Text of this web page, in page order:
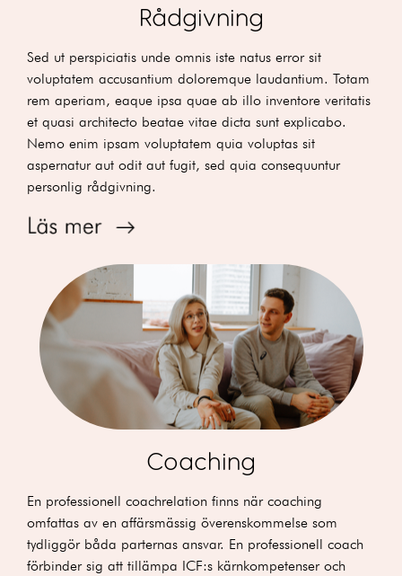
Rådgivning
Sed ut perspiciatis unde omnis iste natus error sit
voluptatem accusantium doloremque laudantium. Totam
rem aperiam, eaque ipsa quae ab illo inventore veritatis
et quasi architecto beatae vitae dicta sunt explicabo.
Nemo enim ipsam voluptatem quia voluptas sit
aspernatur aut odit aut fugit, sed quia consequuntur
personlig rådgivning.
Coaching
En professionell coachrelation finns när coaching
omfattas av en affärsmässig överenskommelse som
tydliggör båda parternas ansvar. En professionell coach
förbinder sig att tillämpa ICF:s kärnkompetenser och